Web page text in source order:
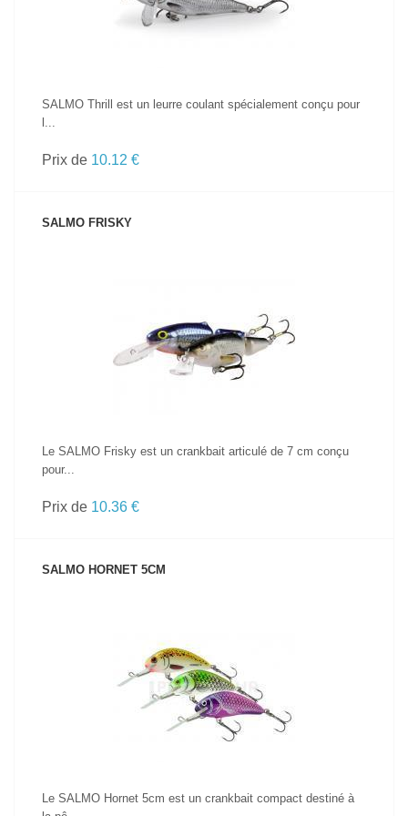
SALMO Thrill est un leurre coulant spécialement conçu pour
l...
Prix de 10.12 €
SALMO FRISKY
Le SALMO Frisky est un crankbait articulé de 7 cm conçu
pour...
Prix de 10.36 €
SALMO HORNET 5CM
VOIR LE PRODUIT
Le SALMO Hornet 5cm est un crankbait compact destiné à